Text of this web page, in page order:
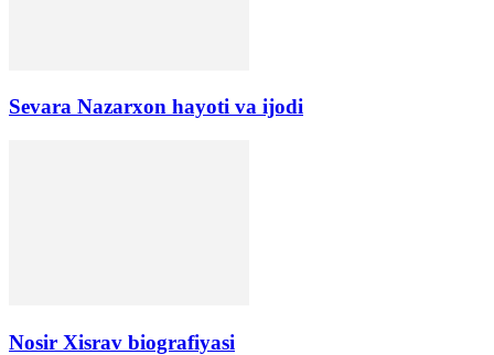
Sevara Nazarxon hayoti va ijodi
Nosir Xisrav biografiyasi